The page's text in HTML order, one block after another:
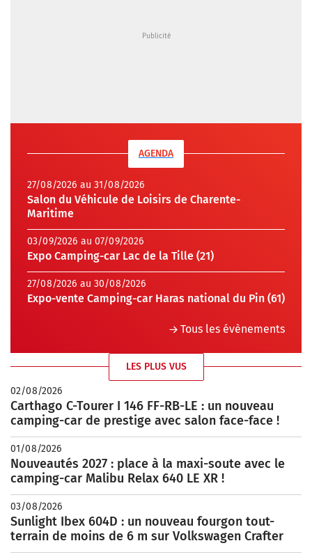
AGENDA
27/08/2026 au 31/08/2026
Salon du Véhicule de Loisirs de Charente-
Maritime
03/09/2026 au 07/09/2026
Expo Camping-car Lac de la Tille (21)
27/08/2026 au 30/08/2026
Expo-vente Camping-car Haras national du Pin (61)
Tous les évènements
LES PLUS VUS
02/08/2026
Carthago C-Tourer I 146 FF-RB-LE : un nouveau
camping-car de prestige avec salon face-face !
01/08/2026
Nouveautés 2027 : place à la maxi-soute avec le
camping-car Malibu Relax 640 LE XR !
03/08/2026
Sunlight Ibex 604D : un nouveau fourgon tout-
terrain de moins de 6 m sur Volkswagen Crafter